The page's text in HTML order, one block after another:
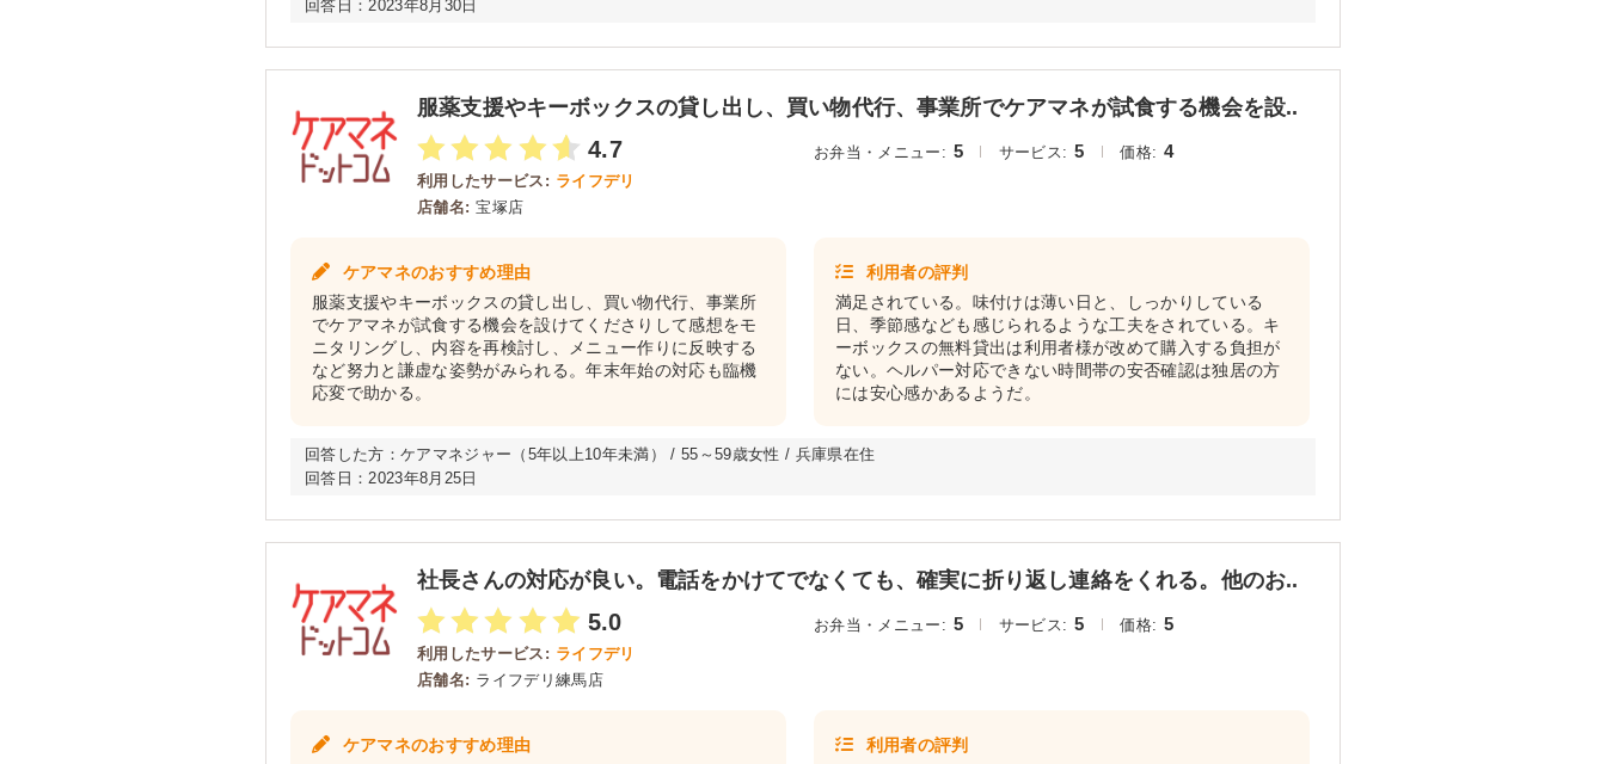
回答日：2023年8月30日
服薬支援やキーボックスの貸し出し、買い物代行、事業所でケアマネが試食する機会を設..
回答した方： ケアマネジャー（5年以上10年未満） / 55～59歳女性 / 兵庫県在住
回答日：2023年8月25日
利用したサービス: ライフデリ
店舗名: 宝塚店
4.7 お弁当・メニュー: 5 サービス: 5 価格: 4
ケアマネのおすすめ理由
服薬支援やキーボックスの貸し出し、買い物代行、事業所
でケアマネが試食する機会を設けてくださりして感想をモ
ニタリングし、内容を再検討し、メニュー作りに反映する
など努力と謙虚な姿勢がみられる。年末年始の対応も臨機
応変で助かる。
利用者の評判
満足されている。味付けは薄い日と、しっかりしている
日、季節感なども感じられるような工夫をされている。キ
ーボックスの無料貸出は利用者様が改めて購入する負担が
ない。ヘルパー対応できない時間帯の安否確認は独居の方
には安心感かあるようだ。
社長さんの対応が良い。電話をかけてでなくても、確実に折り返し連絡をくれる。他のお..
利用したサービス: ライフデリ
店舗名: ライフデリ練馬店
5.0 お弁当・メニュー: 5 サービス: 5 価格: 5
ケアマネのおすすめ理由
利用者の評判